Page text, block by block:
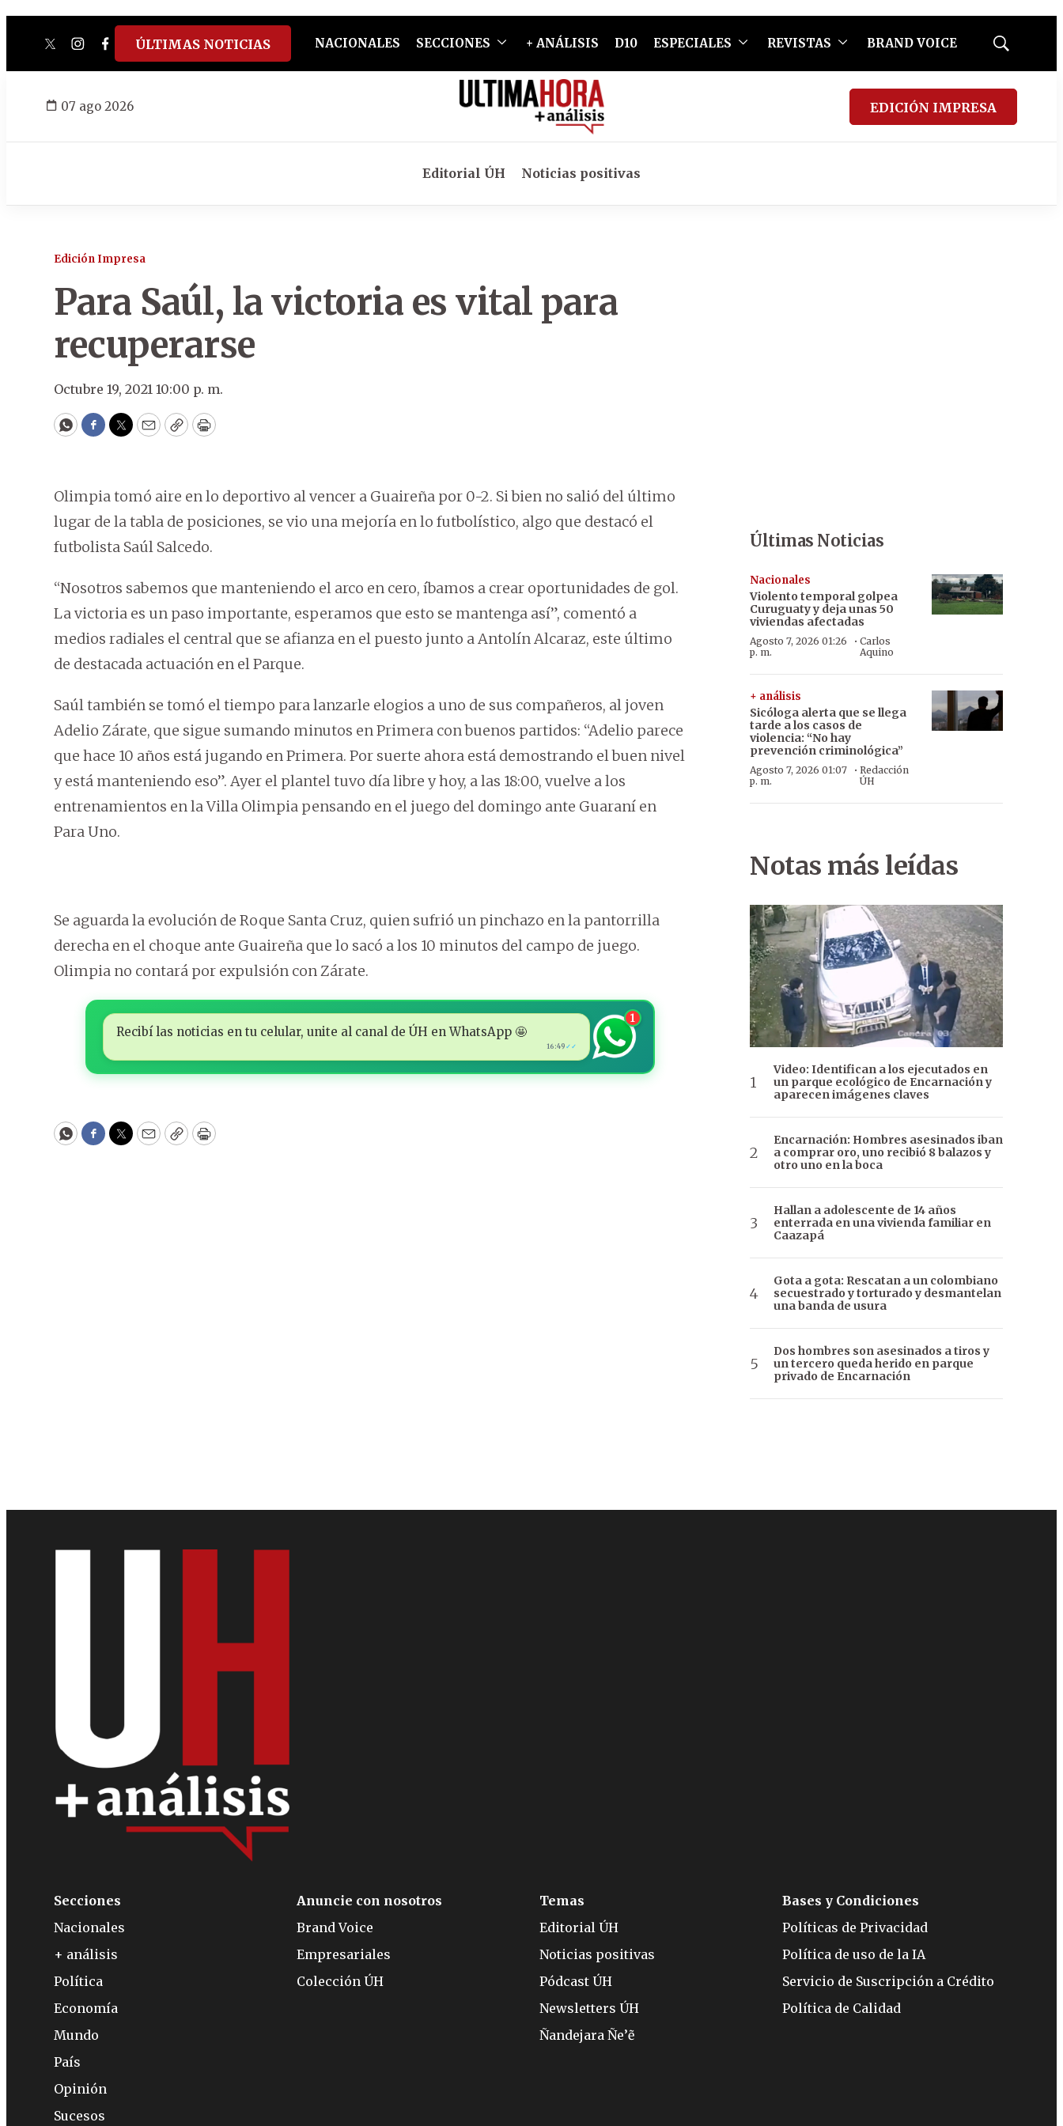
twitterinstagram
facebook
tiktokyoutube
spotify
ÚLTIMAS NOTICIAS NACIONALES SECCIONES + ANÁLISIS D10 ESPECIALES REVISTAS BRAND VOICE
Mostrar
07 ago 2026 EDICIÓN IMPRESA
Editorial ÚH Noticias positivas
Edición Impresa
Para Saúl, la victoria es vital para
recuperarse
Octubre 19, 2021 10:00 p. m.
WhatsApp
Facebook
Twitter
EmailCopyPrint
Olimpia tomó aire en lo deportivo al vencer a Guaireña por 0-2. Si bien no salió del último
lugar de la tabla de posiciones, se vio una mejoría en lo futbolístico, algo que destacó el
futbolista Saúl Salcedo.
“Nosotros sabemos que manteniendo el arco en cero, íbamos a crear oportunidades de gol.
La victoria es un paso importante, esperamos que esto se mantenga así”, comentó a
medios radiales el central que se afianza en el puesto junto a Antolín Alcaraz, este último
de destacada actuación en el Parque.
Saúl también se tomó el tiempo para lanzarle elogios a uno de sus compañeros, al joven
Adelio Zárate, que sigue sumando minutos en Primera con buenos partidos: “Adelio parece
que hace 10 años está jugando en Primera. Por suerte ahora está demostrando el buen nivel
y está manteniendo eso”. Ayer el plantel tuvo día libre y hoy, a las 18:00, vuelve a los
entrenamientos en la Villa Olimpia pensando en el juego del domingo ante Guaraní en
Para Uno.
Se aguarda la evolución de Roque Santa Cruz, quien sufrió un pinchazo en la pantorrilla
derecha en el choque ante Guaireña que lo sacó a los 10 minutos del campo de juego.
Olimpia no contará por expulsión con Zárate.
Recibí las noticias en tu celular, unite al canal de ÚH en WhatsApp 🤩
16:49 ✓✓
1
WhatsApp
Facebook
Twitter
EmailCopyPrint
Últimas Noticias
Nacionales
Violento temporal golpea
Curuguaty y deja unas 50
viviendas afectadas
Agosto 7, 2026 01:26
p. m.
· Carlos
Aquino
+ análisis
Sicóloga alerta que se llega
tarde a los casos de
violencia: “No hay
prevención criminológica”
Agosto 7, 2026 01:07
p. m.
·Redacción
ÚH
Notas más leídas
Video: Identifican a los ejecutados en
un parque ecológico de Encarnación y
aparecen imágenes claves
Encarnación: Hombres asesinados iban
a comprar oro, uno recibió 8 balazos y
otro uno en la boca
Hallan a adolescente de 14 años
enterrada en una vivienda familiar en
Caazapá
Gota a gota: Rescatan a un colombiano
secuestrado y torturado y desmantelan
una banda de usura
Dos hombres son asesinados a tiros y
un tercero queda herido en parque
privado de Encarnación
Secciones
Nacionales
+ análisis
Política
Economía
Mundo
País
Opinión
Sucesos
Anuncie con nosotros
Brand Voice
Empresariales
Colección ÚH
Temas
Editorial ÚH
Noticias positivas
Pódcast ÚH
Newsletters ÚH
Ñandejara Ñe’ẽ
Bases y Condiciones
Políticas de Privacidad
Política de uso de la IA
Servicio de Suscripción a Crédito
Política de Calidad